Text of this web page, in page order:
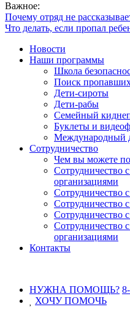
Важное:
Почему отряд не
Что делать, если пропал
Новости
Наши программы
Школа
Поиск
Дети-сироты
Дети-рабы
Семейный
Буклеты и
Международный
Сотрудничество
Чем вы можете
Сотрудничество
организациями
Сотрудничество
Сотрудничество
Сотрудничество
Сотрудничество
организациями
Контакты
НУЖНА ПОМОЩЬ?
ХОЧУПОМОЧЬ